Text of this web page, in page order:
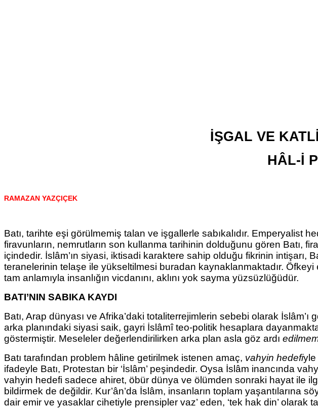
İŞGAL VE
HÂL-İ
RAMAZAN YAZÇIÇEK
Batı, tarihte eşi görülmemiş talan ve işgallerle sabıkalıdır. Emperyalist
firavunların, nemrutların son kullanma tarihinin dolduğunu gören Batı,
içindedir. İslâm’ın siyasi, iktisadi karaktere sahip olduğu fikrinin intişarı,
teranelerinin telaşe ile yükseltilmesi buradan kaynaklanmaktadır. Öfkeyi
tam anlamıyla insanlığın vicdanını, aklını yok sayma yüzsüzlüğüdür.
BATI’NIN SABIKA KAYDI
Batı, Arap dünyası ve Afrika’daki totaliterrejimlerin sebebi olarak
arka planındaki siyasi saik, gayri İslâmî teo-politik hesaplara
göstermiştir. Meseleler değerlendirilirken arka plan asla göz ardı
Batı tarafından problem hâline getirilmek istenen amaç, vahyin hedefiyle
ifadeyle Batı, Protestan bir ‘İslâm’ peşindedir. Oysa İslâm inancında
vahyin hedefi sadece ahiret, öbür dünya ve ölümden sonraki hayat ile
bildirmek de değildir. Kur’ân’da İslâm, insanların toplam yaşantılarına
dair emir ve yasaklar cihetiyle prensipler vaz’ eden, ‘tek hak din’ olarak